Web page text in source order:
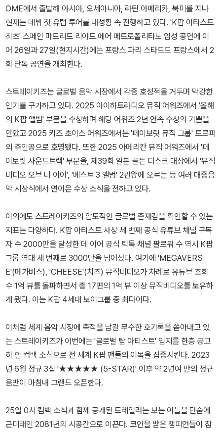
OME에서 출발해 아시아, 오세아니아, 라틴 아메리카, 북미를 지나
현재는 데뷔 첫 유럽 투어를 대성황 속 진행하고 있다. 'K팝 아티스트
최초' 스페인 마드리드 리야드 에어 메트로폴리타노 입성 공연에 이
어 26일과 27일(현지시간)에는 프랑스 파리 스타드드 프랑스에서 2
회 단독 공연을 개최한다.
스트레이키즈는 글로벌 음악 시장에서 각종 호성적을 거두며 막강한
인기를 구가하고 있다. 2025 아이하트라디오 뮤직 어워즈에서 '올해
의 K팝 앨범' 부문을 수상하며 해당 어워즈 2년 연속 수상의 기쁨을
안았고 2025 키즈 초이스 어워즈에서는 '페이보릿 뮤직 그룹' 트로피
의 주인공으로 호명됐다. 또한 2025 아메리칸 뮤직 어워즈에서 '페
이보릿 사운드트랙' 부문을, 제39회 일본 골든 디스크 대상에서 '뮤직
비디오 오브 더 이어', '베스트 3 앨범' 2관왕에 오르는 등 여러 대중음
악 시상식에서 연이은 수상 소식을 전하고 있다.
이외에도 스트레이키즈의 압도적인 글로벌 존재감을 확인할 수 있는
지표는 다양하다. K팝 아티스트 사상 세 번째 공식 유튜브 채널 구독
자 수 2000만을 달성한 데 이어 공식 틱톡 채널 팔로워 수 역시 K팝
그룹 역대 세 번째로 3000만을 넘어섰다. 여기에 'MEGAVERS
E'(메가버스), 'CHEESE'(치즈) 뮤직비디오가 차례로 유튜브 조회
수 1억 뷰를 돌파하면서 총 17편의 1억 뷰 이상 뮤직비디오를 보유하
게 됐다. 이는 K팝 4세대 보이그룹 중 최다이다.
이처럼 세계 음악 시장에 족적을 남길 무수한 호기록을 쏟아내고 있
는 스트레이키즈가 이번에는 '글로벌 탑 아티스트' 입지를 한층 공고
히 할 컴백 소식으로 전 세계 K팝 팬들의 이목을 집중시킨다. 2023
년 6월 정규 3집 '★★★★★ (5-STAR)' 이후 약 2년여 만의 정규
음반이 마침내 그랜드 오픈한다.
25일 0시 컴백 소식과 함께 공개된 트레일러는 보는 이들을 단숨에
근미래인 2081년의 시공간으로 이끈다. 코인을 받은 챔피언들이 참